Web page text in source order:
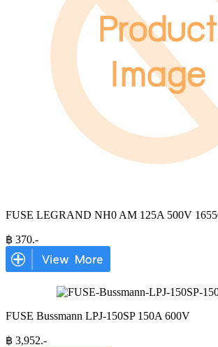
FUSE LEGRAND NH0 AM 125A 500V
฿ 370.-
FUSE Bussmann LPJ-150SP 150A 600V
฿ 3,952.-